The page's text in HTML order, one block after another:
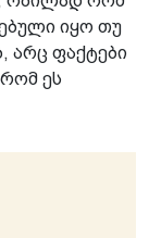
იყო თუ
არც ფაქტები
ეს